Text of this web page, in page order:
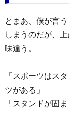
とまあ、僕が言
しまうのだが、
味違う。
「スポーツはス
ツがある」
「スタンドが固